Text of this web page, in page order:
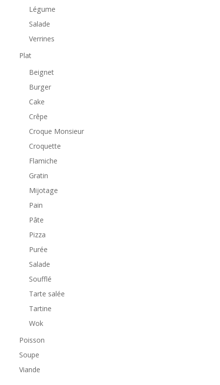
Légume
Salade
Verrines
Plat
Beignet
Burger
Cake
Crêpe
Croque Monsieur
Croquette
Flamiche
Gratin
Mijotage
Pain
Pâte
Pizza
Purée
Salade
Soufflé
Tarte salée
Tartine
Wok
Poisson
Soupe
Viande